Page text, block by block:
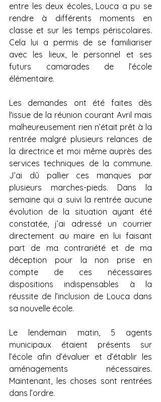
entre les deux écoles, Louca a pu se
rendre à différents moments en
classe et sur les temps périscolaires.
Cela lui a permis de se familiariser
avec les lieux, le personnel et ses
futurs camarades de l’école
élémentaire.
Les demandes ont été faites dès
l'issue de la réunion courant Avril mais
malheureusement rien n’était prêt à la
rentrée malgré plusieurs relances de
la directrice et moi même auprès des
services techniques de la commune.
J’ai dû pallier ces manques par
plusieurs marches-pieds. Dans la
semaine qui a suivi la rentrée aucune
évolution de la situation ayant été
constatée, j’ai adressé un courrier
directement au maire en lui faisant
part de ma contrariété et de ma
déception pour la non prise en
compte de ces nécessaires
dispositions indispensables à la
réussite de l’inclusion de Louca dans
sa nouvelle école.
Le lendemain matin, 5 agents
municipaux étaient présents sur
l’école afin d’évaluer et d’établir les
aménagements nécessaires.
Maintenant, les choses sont rentrées
dans l’ordre.